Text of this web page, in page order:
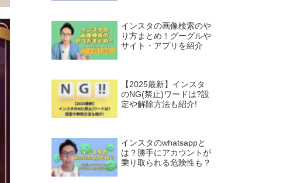
インスタの画像検索のや
り方まとめ！グーグルや
サイト・アプリを紹介
【2025最新】インスタ
のNG(禁止)ワードは?設
定や解除方法も紹介!
インスタのwhatsappと
は？勝手にアカウントが
乗り取られる危険性も？